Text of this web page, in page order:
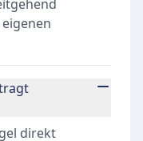
direkt